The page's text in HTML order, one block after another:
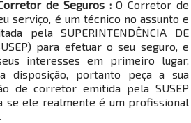
de Seguros :O Corretor de
serviço, é um técnico no assunto e
pela SUPERINTENDÊNCIA DE
para efetuar o seu seguro, e
interesses em primeiro lugar,
disposição, portanto peça a sua
de corretor emitida pela SUSEP
se ele realmente é um profissional